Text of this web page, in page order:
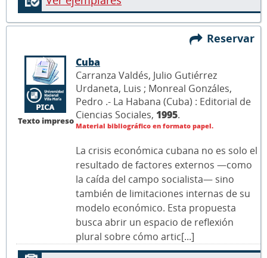
Reservar
Texto impreso
Cuba
Carranza Valdés, Julio Gutiérrez
Urdaneta, Luis ; Monreal Gonzáles,
Pedro .- La Habana (Cuba) : Editorial de
Ciencias Sociales, 1995.
Material bibliográfico en formato papel.
La crisis económica cubana no es solo el
resultado de factores externos —como
la caída del campo socialista— sino
también de limitaciones internas de su
modelo económico. Esta propuesta
busca abrir un espacio de reflexión
plural sobre cómo artic[...]